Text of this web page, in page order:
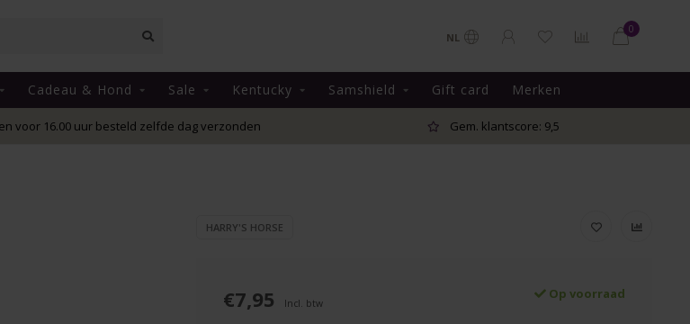
NL
0
Cadeau & Hond Sale Kentucky Samshield Gift card Merken
voor 16.00 uur besteld zelfde dag verzonden Gem. klantscore: 9,5
HARRY'S HORSE
€7,95 Incl. btw
Op voorraad